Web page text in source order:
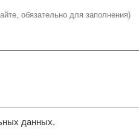
обязательно для заполнения)
данных.